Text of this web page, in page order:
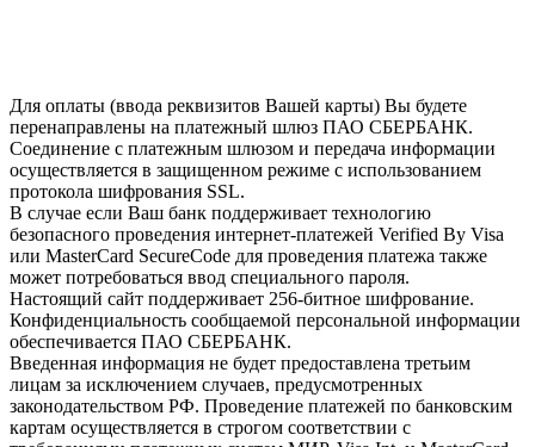
Для оплаты (ввода реквизитов Вашей карты) Вы будете
перенаправлены на платежный шлюз ПАО СБЕРБАНК.
Соединение с платежным шлюзом и передача информации
осуществляется в защищенном режиме с использованием
протокола шифрования SSL.
В случае если Ваш банк поддерживает технологию
безопасного проведения интернет-платежей Verified By Visa
или MasterCard SecureCode для проведения платежа также
может потребоваться ввод специального пароля.
Настоящий сайт поддерживает 256-битное шифрование.
Конфиденциальность сообщаемой персональной информации
обеспечивается ПАО СБЕРБАНК.
Введенная информация не будет предоставлена третьим
лицам за исключением случаев, предусмотренных
законодательством РФ. Проведение платежей по банковским
картам осуществляется в строгом соответствии с